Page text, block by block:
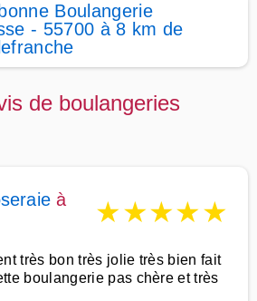
Boulangerie
- 55700 à 8 km de
de boulangeries
à
★★★★★
très bon très jolie très bien fait
boulangerie pas chère et très